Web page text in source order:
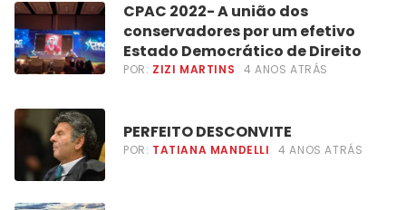
CPAC 2022- A união dos
conservadores por um efetivo
Estado Democrático de Direito
POR: ZIZI MARTINS 4 ANOS ATRÁS
PERFEITO DESCONVITE
POR: TATIANA MANDELLI 4 ANOS ATRÁS